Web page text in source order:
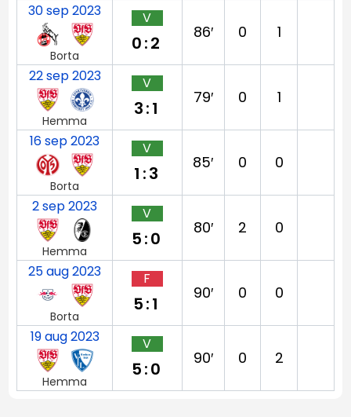
30 sep 2023
Borta
V
0:2
86′ 0 1
22 sep 2023
Hemma
V
3:1
79′ 0 1
16 sep 2023
Borta
V
1:3
85′ 0 0
2 sep 2023
Hemma
V
5:0
80′ 2 0
25 aug 2023
Borta
F
5:1
90′ 0 0
19 aug 2023
Hemma
V
5:0
90′ 0 2